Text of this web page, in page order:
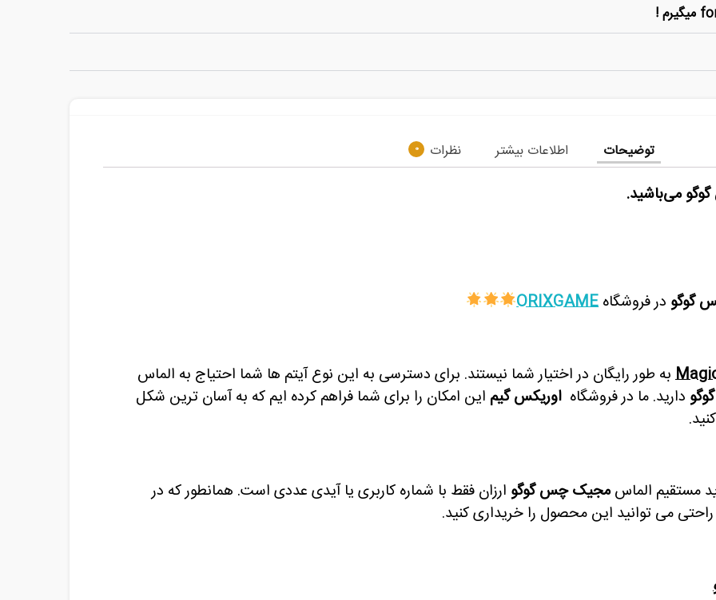
توضیحات اطلاعات بیشتر نظرات 0
گوگودر فروشگاهORIXGAME
به طور رایگان در اختیار شما نیستند. برای دسترسی به این نوع آیتم ها شما احتیاج به الماس
دارید. ما در فروشگاهاوریکس گیم این امکان را برای شما فراهم کرده ایم که به آسان ترین شکل
مستقیم الماسمجیک چس گوگو ارزان فقط با شماره کاربری یا آیدی عددی است. همانطور که در
می توانید این محصول را خریداری کنید.